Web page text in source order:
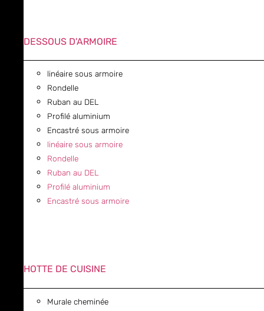
DESSOUS D'ARMOIRE
linéaire sous armoire
Rondelle
Ruban au DEL
Profilé aluminium
Encastré sous armoire
linéaire sous armoire
Rondelle
Ruban au DEL
Profilé aluminium
Encastré sous armoire
HOTTE DE CUISINE
Murale cheminée